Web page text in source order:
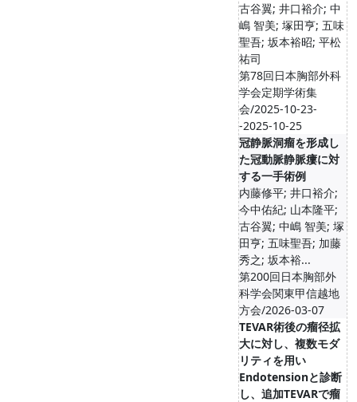
古谷翼; 井口裕介; 中
嶋 智美; 塚田亨; 五味
聖吾; 坂本裕昭; 平松
祐司
第78回日本胸部外科
学会定期学術集
会/2025-10-23-
-2025-10-25
冠静脈洞瘤を形成し
た冠動脈静脈瘻に対
する一手術例
内藤修平; 井口裕介;
今中佑紀; 山本隆平;
古谷翼; 中嶋 智美; 塚
田亨; 五味聖吾; 加藤
秀之; 坂本裕...
第200回日本胸部外
科学会関東甲信越地
方会/2026-03-07
TEVAR術後の瘤径拡
大に対し、複数モダ
リティを用い
Endotensionと診断
し、追加TEVARで瘤